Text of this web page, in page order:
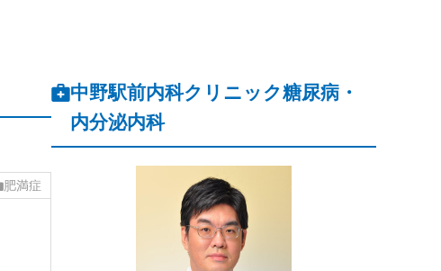
肥満症
中野駅前内科クリニック糖尿病・
内分泌内科